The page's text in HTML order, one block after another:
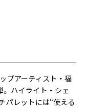
プアーティスト・福
ハイライト・シェ
パレットには“使える